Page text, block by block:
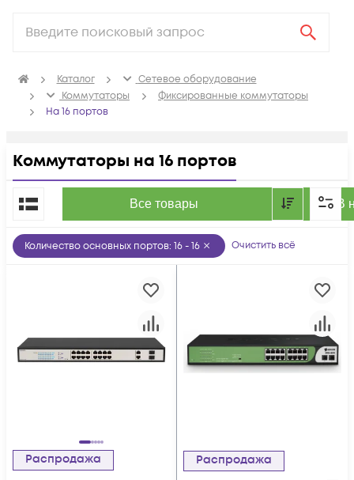
Каталог
Сетевое оборудование
Коммутаторы
Фиксированные коммутаторы
На 16 портов
Коммутаторы на 16 портов
Все товары В
По популярности
Количество основных портов: 16 - 16 Очистить всё
Распродажа Распродажа